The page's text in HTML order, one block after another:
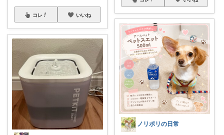
コレ いいね
ノリポリの日常